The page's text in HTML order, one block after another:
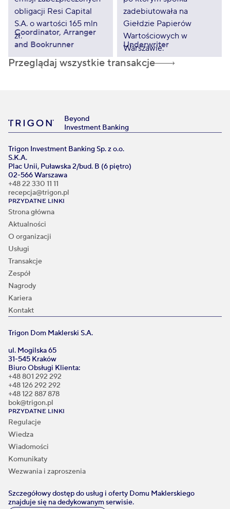
Coordinator, Arranger
and Bookrunner
Underwriter
Przeglądaj wszystkie transakcje
Beyond
Investment Banking
Trigon Investment Banking Sp. z o.o.
S.K.A.
Plac Unii, Puławska 2/bud. B (6 piętro)
02-566 Warszawa
+48 22 330 11 11
recepcja@trigon.pl
PRZYDATNE LINKI
Strona główna
Aktualności
O organizacji
Usługi
Transakcje
Zespół
Nagrody
Kariera
Kontakt
Trigon Dom Maklerski S.A.
ul. Mogilska 65
31-545 Kraków
Biuro Obsługi Klienta:
+48 801 292 292
+48 126 292 292
+48 122 887 878
bok@trigon.pl
PRZYDATNE LINKI
Regulacje
Wiedza
Wiadomości
Komunikaty
Wezwania i zaproszenia
Szczegółowy dostęp do usług i oferty Domu Maklerskiego
znajduje się na dedykowanym serwisie.